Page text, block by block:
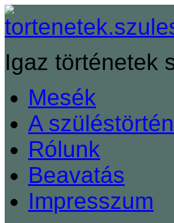
Igaz történetek
Mesék
A
Rólunk
Beavatás
Impresszum